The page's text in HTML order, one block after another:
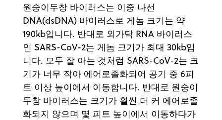
원숭이두창 바이러스는 이중 나선
DNA(dsDNA) 바이러스로 게놈 크기는 약
190kb입니다. 반대로 외가닥 RNA 바이러스
인 SARS-CoV-2는 게놈 크기가 최대 30kb입
니다. 모두 잘 아는 것처럼 SARS-CoV-2는 크
기가 너무 작아 에어로졸화되어 공기 중 6피
트 이상 높이에서 이동합니다. 반대로 원숭이
두창 바이러스는 크기가 훨씬 더 커 에어로졸
화되지 않으며 몇 피트 높이에서 이동하다가